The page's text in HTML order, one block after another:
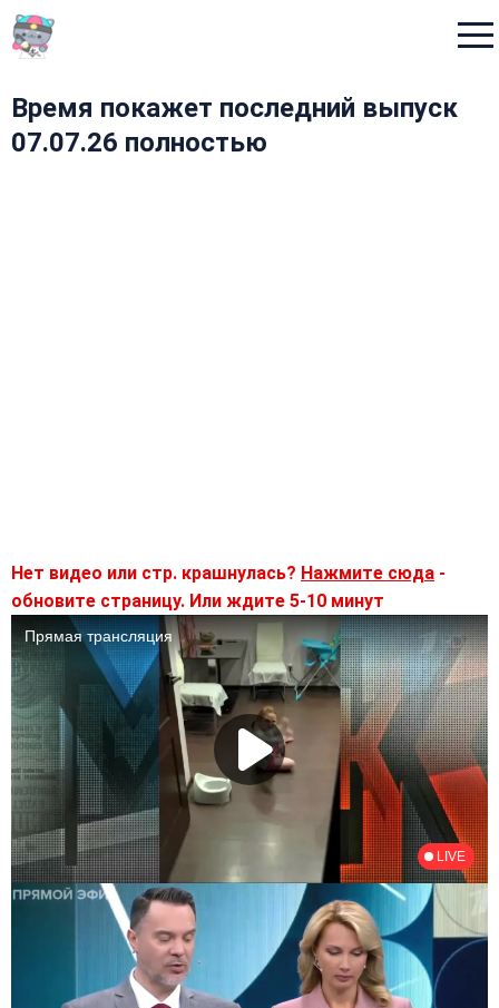
Время покажет последний выпуск
07.07.26 полностью
Нет видео или стр. крашнулась? Нажмите сюда -
обновите страницу. Или ждите 5-10 минут